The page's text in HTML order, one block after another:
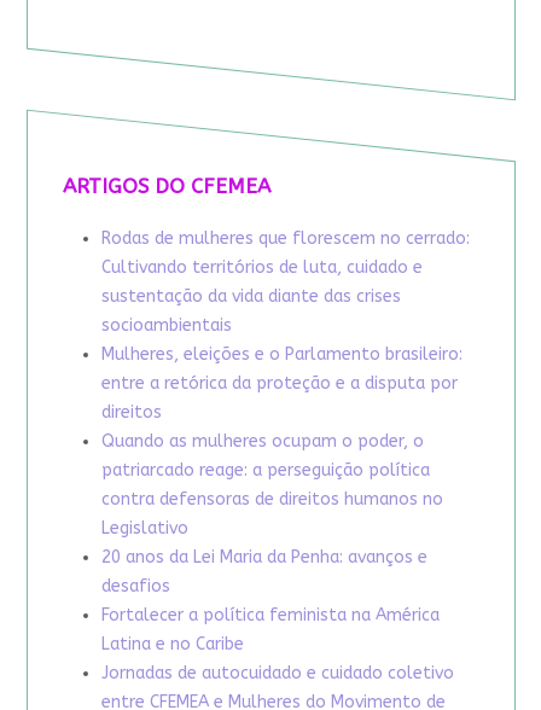
ARTIGOS DO CFEMEA
Rodas de mulheres que florescem no cerrado:
Cultivando territórios de luta, cuidado e
sustentação da vida diante das crises
socioambientais
Mulheres, eleições e o Parlamento brasileiro:
entre a retórica da proteção e a disputa por
direitos
Quando as mulheres ocupam o poder, o
patriarcado reage: a perseguição política
contra defensoras de direitos humanos no
Legislativo
20 anos da Lei Maria da Penha: avanços e
desafios
Fortalecer a política feminista na América
Latina e no Caribe
Jornadas de autocuidado e cuidado coletivo
entre CFEMEA e Mulheres do Movimento de